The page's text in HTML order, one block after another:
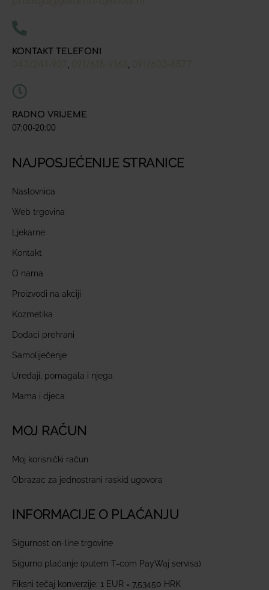
KONTAKT TELEFONI
, ,
RADNO VRIJEME
07:00-20:00
NAJPOSJEĆENIJE STRANICE
Naslovnica
Web trgovina
Ljekarne
Kontakt
O nama
Proizvodi na akciji
Kozmetika
Dodaci prehrani
Samoliječenje
Uređaji, pomagala i njega
Mama i djeca
MOJ RAČUN
Moj korisnički račun
Obrazac za jednostrani raskid ugovora
INFORMACIJE O PLAĆANJU
Sigurnost on-line trgovine
Sigurno plaćanje (putem T-com PayWaj servisa)
Fiksni tečaj konverzije: 1 EUR = 7,53450 HRK